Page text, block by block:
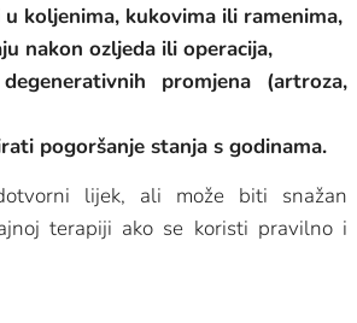
koljenima, kukovima ili ramenima,
nakon ozljeda ili operacija,
promjena (artroza,
pogoršanje stanja s godinama.
lijek, ali može biti snažan
terapiji ako se koristi pravilno i